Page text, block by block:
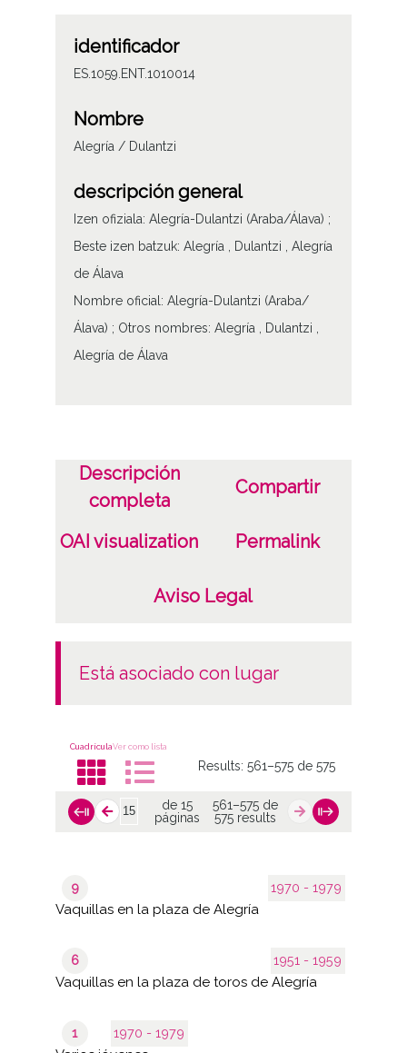
identificador
ES.1059.ENT.1010014
Nombre
Alegría / Dulantzi
descripción general
Izen ofiziala: Alegría-Dulantzi (Araba/Álava) ;
Beste izen batzuk: Alegría , Dulantzi , Alegría
de Álava
Nombre oficial: Alegría-Dulantzi (Araba/
Álava) ; Otros nombres: Alegría , Dulantzi ,
Alegría de Álava
Descripción
completa
Compartir
OAI visualization Permalink
Aviso Legal
está asociado con lugar
CuadrículaVer como lista
Results:561–575 de 575
de 15
páginas
561–575 de
575 results
1970 - 1979
9
Vaquillas en la plaza de Alegría
1951 - 1959
6
Vaquillas en la plaza de toros de Alegría
1970 - 1979
1